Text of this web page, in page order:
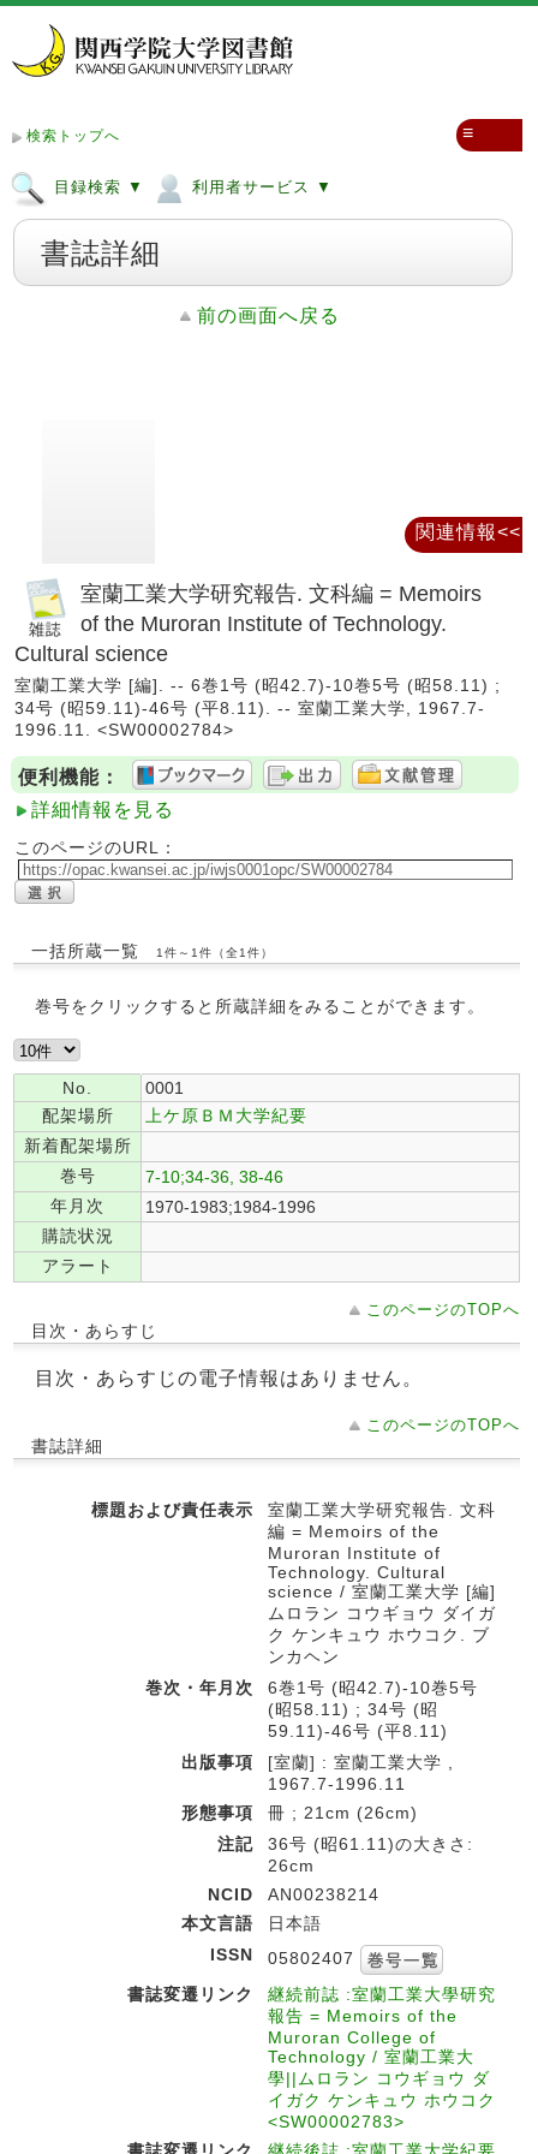
検索トップへ
目録検索 ▼ 利用者サービス ▼
≡
書誌詳細
前の画面へ戻る
室蘭工業大学研究報告. 文科編 = Memoirs
of the Muroran Institute of Technology.
Cultural science
室蘭工業大学 [編]. -- 6巻1号 (昭42.7)-10巻5号 (昭58.11) ;
34号 (昭59.11)-46号 (平8.11). -- 室蘭工業大学, 1967.7-
1996.11. <SW00002784>
便利機能：
詳細情報を見る
このページのURL：
一括所蔵一覧 1件～1件（全1件）
巻号をクリックすると所蔵詳細をみることができます。
No.
0001
配架場所
上ケ原ＢＭ大学紀要
新着配架場所
巻号
7-10;34-36, 38-46
年月次
1970-1983;1984-1996
購読状況
アラート
このページのTOPへ
目次・あらすじ
目次・あらすじの電子情報はありません。
このページのTOPへ
書誌詳細
標題および責任表示
室蘭工業大学研究報告. 文科
編 = Memoirs of the
Muroran Institute of
Technology. Cultural
science / 室蘭工業大学 [編]
ムロラン コウギョウ ダイガ
ク ケンキュウ ホウコク. ブ
ンカヘン
巻次・年月次
6巻1号 (昭42.7)-10巻5号
(昭58.11) ; 34号 (昭
59.11)-46号 (平8.11)
出版事項
[室蘭] : 室蘭工業大学 ,
1967.7-1996.11
形態事項
冊 ; 21cm (26cm)
注記
36号 (昭61.11)の大きさ:
26cm
NCID
AN00238214
本文言語
日本語
ISSN
05802407
書誌変遷リンク
継続前誌 :室蘭工業大學研究
報告 = Memoirs of the
Muroran College of
Technology / 室蘭工業大
學||ムロラン コウギョウ ダ
イガク ケンキュウ ホウコク
<SW00002783>
関連情報<<